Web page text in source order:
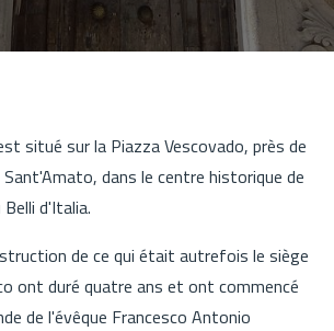
situé sur la Piazza Vescovado, près de
dans le centre historique de
d'Italia.
de ce qui était autrefois le siège
ont duré quatre ans et ont commencé
de l'évêque Francesco Antonio